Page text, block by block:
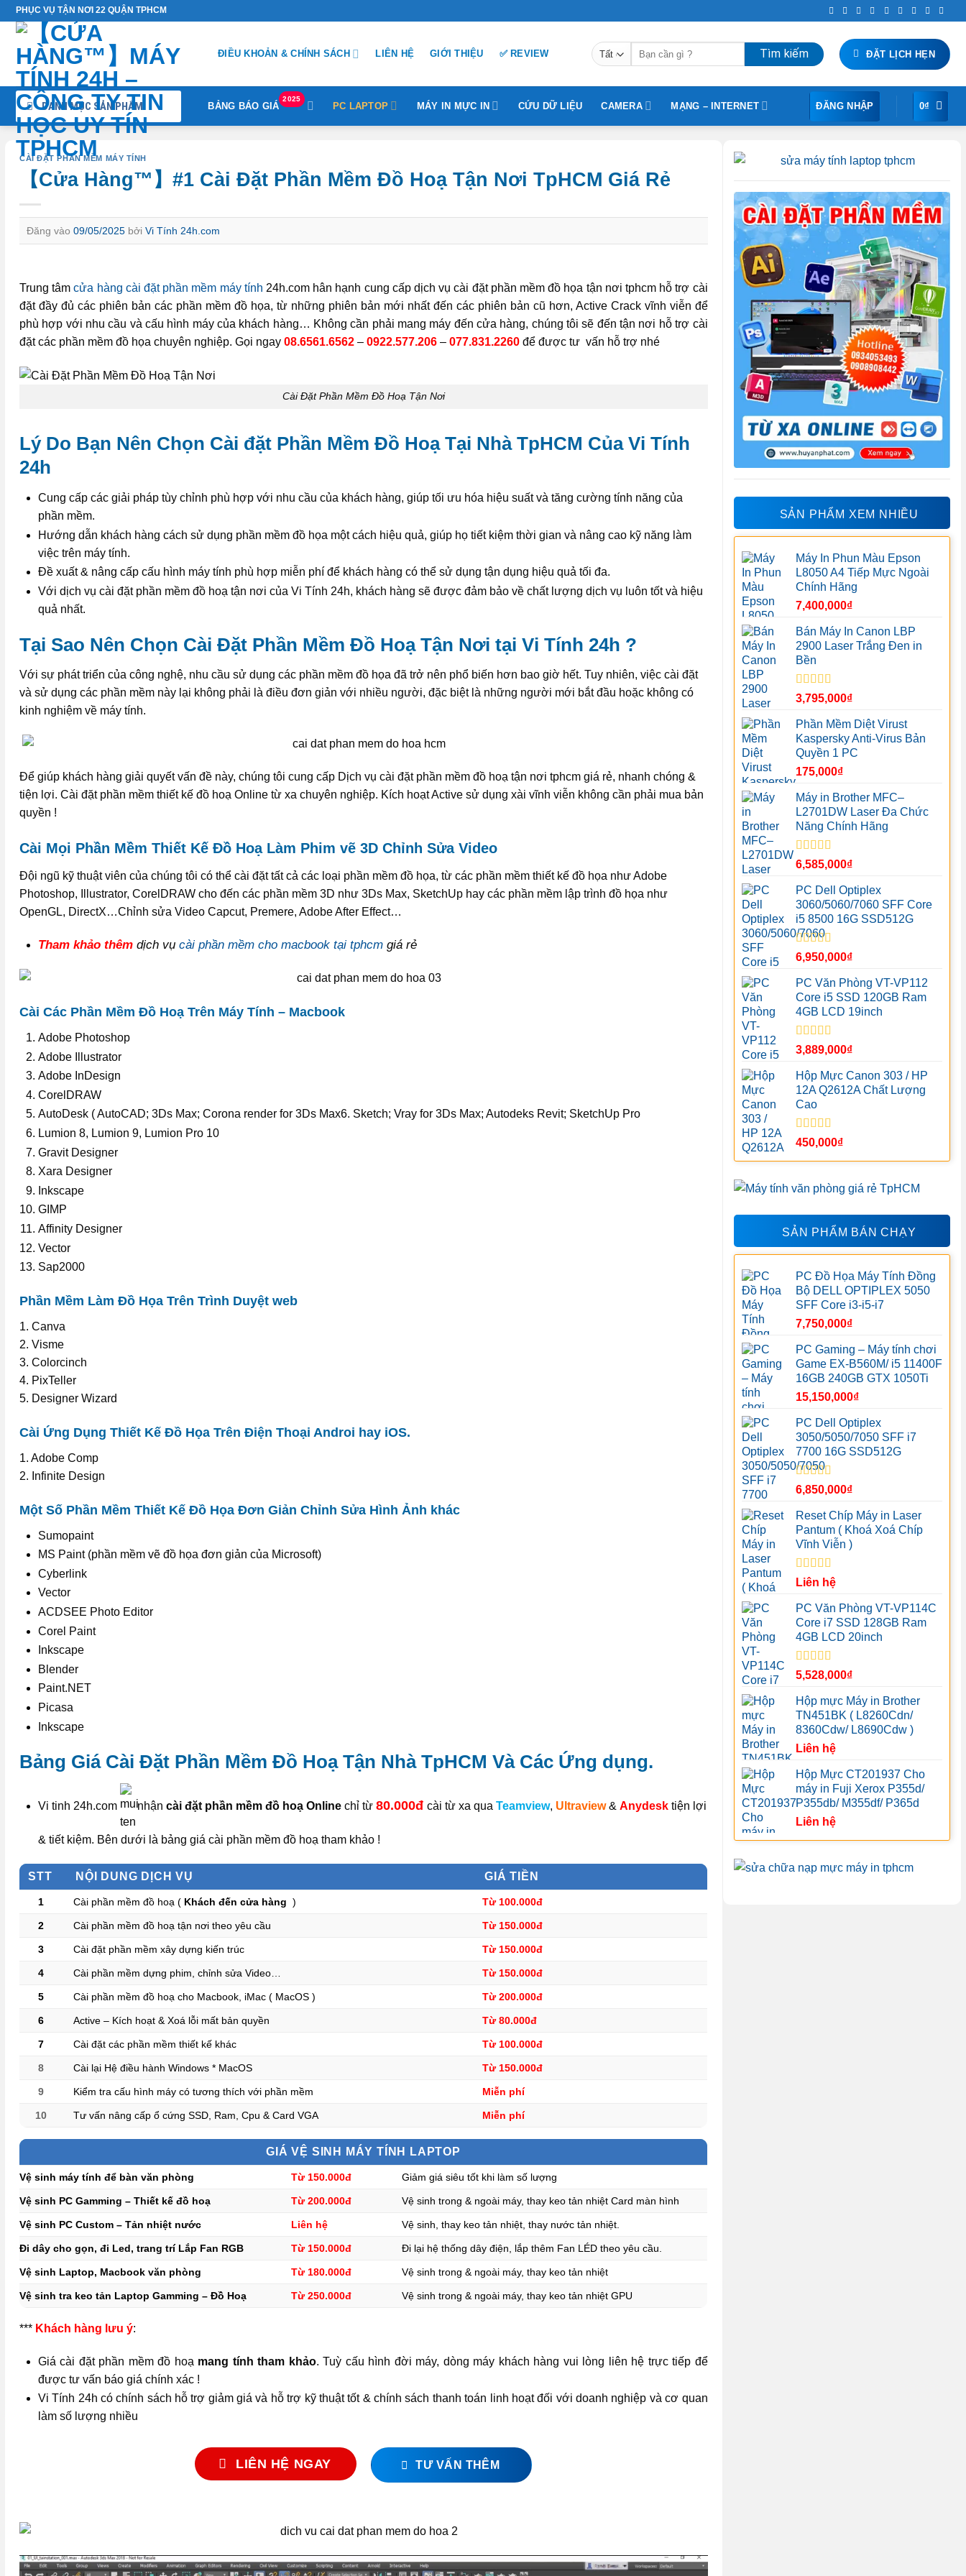
qua
dung
PHỤC VỤ TẬN NƠI 22 QUẬN TPHCM
ĐIỀU KHOẢN & CHÍNH SÁCH LIÊN HỆ GIỚI THIỆU ✅ REVIEW
kiếm:
ĐẶT LỊCH HẸN
DANH MỤC SẢN PHẨM BẢNG BÁO GIÁ
2025
PC LAPTOP MÁY IN MỰC IN CỨU DỮ LIỆU CAMERA MẠNG – INTERNET ĐĂNG NHẬP 0₫
CÀI ĐẶT PHẦN MỀM MÁY TÍNH
【Cửa Hàng™】#1 Cài Đặt Phần Mềm Đồ Hoạ Tận Nơi TpHCM Giá Rẻ
Đăng vào 09/05/2025 bởi Vi Tính 24h.com
Trung tâmcửa hàng cài đặt phần mềm máy tính 24h.com hân hạnh cung cấp dịch vụ cài đặt phần mềm đồ họa tận nơi tphcm hỗ trợ cài
đặt đầy đủ các phiên bản các phần mềm đồ họa, từ những phiên bản mới nhất đến các phiên bản cũ hơn, Active Crack vĩnh viễn để
phù hợp với nhu cầu và cấu hình máy của khách hàng… Không cần phải mang máy đến cửa hàng, chúng tôi sẽ đến tận nơi hỗ trợ cài
đặt các phần mềm đồ họa chuyên nghiệp. Gọi ngay 08.6561.6562 – 0922.577.206 – 077.831.2260 để được tư vấn hỗ trợ nhé
Cài Đặt Phần Mềm Đồ Hoạ Tận Nơi
Lý Do Bạn Nên Chọn Cài đặt Phần Mềm Đồ Hoạ Tại Nhà TpHCM Của Vi Tính
24h
Cung cấp các giải pháp tùy chỉnh phù hợp với nhu cầu của khách hàng, giúp tối ưu hóa hiệu suất và tăng cường tính năng của
phần mềm.
Hướng dẫn khách hàng cách sử dụng phần mềm đồ họa một cách hiệu quả, giúp họ tiết kiệm thời gian và nâng cao kỹ năng làm
việc trên máy tính.
Đề xuất & nâng cấp cấu hình máy tính phù hợp miễn phí để khách hàng có thể sử dụng tận dụng hiệu quả tối đa.
Với dịch vụ cài đặt phần mềm đồ hoạ tận nơi của Vi Tính 24h, khách hàng sẽ được đảm bảo về chất lượng dịch vụ luôn tốt và hiệu
quả nhất.
Tại Sao Nên Chọn Cài Đặt Phần Mềm Đồ Hoạ Tận Nơi tại Vi Tính 24h ?
Với sự phát triển của công nghệ, nhu cầu sử dụng các phần mềm đồ họa đã trở nên phổ biến hơn bao giờ hết. Tuy nhiên, việc cài đặt
và sử dụng các phần mềm này lại không phải là điều đơn giản với nhiều người, đặc biệt là những người mới bắt đầu hoặc không có
kinh nghiệm về máy tính.
Để giúp khách hàng giải quyết vấn đề này, chúng tôi cung cấp Dịch vụ cài đặt phần mềm đồ hoạ tận nơi tphcm giá rẻ, nhanh chóng &
tiện lợi. Cài đặt phần mềm thiết kế đồ hoạ Online từ xa chuyên nghiệp. Kích hoạt Active sử dụng xài vĩnh viễn không cần phải mua bản
quyền !
Cài Mọi Phần Mềm Thiết Kế Đồ Hoạ Làm Phim vẽ 3D Chỉnh Sửa Video
Đội ngũ kỹ thuật viên của chúng tôi có thể cài đặt tất cả các loại phần mềm đồ họa, từ các phần mềm thiết kế đồ họa như Adobe
Photoshop, Illustrator, CorelDRAW cho đến các phần mềm 3D như 3Ds Max, SketchUp hay các phần mềm lập trình đồ họa như
OpenGL, DirectX…Chỉnh sửa Video Capcut, Premere, Adobe After Effect…
Tham khảo thêmdịch vụ cài phần mềm cho macbook tại tphcmgiá rẻ
Cài Các Phần Mềm Đồ Hoạ Trên Máy Tính – Macbook
Adobe Photoshop
Adobe Illustrator
Adobe InDesign
CorelDRAW
AutoDesk ( AutoCAD; 3Ds Max; Corona render for 3Ds Max6. Sketch; Vray for 3Ds Max; Autodeks Revit; SketchUp Pro
Lumion 8, Lumion 9, Lumion Pro 10
Gravit Designer
Xara Designer
Inkscape
GIMP
Affinity Designer
Vector
Sap2000
Phần Mềm Làm Đồ Họa Trên Trình Duyệt web
1. Canva
2. Visme
3. Colorcinch
4. PixTeller
5. Designer Wizard
Cài Ứng Dụng Thiết Kế Đồ Họa Trên Điện Thoại Androi hay iOS.
1. Adobe Comp
2. Infinite Design
Một Số Phần Mềm Thiết Kế Đồ Họa Đơn Giản Chỉnh Sửa Hình Ảnh khác
Sumopaint
MS Paint (phần mềm vẽ đồ họa đơn giản của Microsoft)
Cyberlink
Vector
ACDSEE Photo Editor
Corel Paint
Inkscape
Blender
Paint.NET
Picasa
Inkscape
Bảng Giá Cài Đặt Phần Mềm Đồ Hoạ Tận Nhà TpHCM Và Các Ứng dụng.
Vi tinh 24h.com nhận cài đặt phần mềm đồ hoạ Onlinechỉ từ 80.000đ cài từ xa qua Teamview, Ultraview& Anydesktiện lợi
& tiết kiệm. Bên dưới là bảng giá cài phần mềm đồ hoạ tham khảo !
STT NỘI DUNG DỊCH VỤ GIÁ TIỀN
1 Cài phần mềm đồ hoạ ( Khách đến cửa hàng ) Từ 100.000đ
2 Cài phần mềm đồ hoạ tận nơi theo yêu cầu Từ 150.000đ
3 Cài đặt phần mềm xây dựng kiến trúc Từ 150.000đ
4 Cài phần mềm dựng phim, chỉnh sửa Video… Từ 150.000đ
5 Cài phần mềm đồ hoạ cho Macbook, iMac ( MacOS ) Từ 200.000đ
6 Active – Kích hoạt & Xoá lỗi mất bản quyền Từ 80.000đ
7 Cài đặt các phần mềm thiết kế khác Từ 100.000đ
8 Cài lại Hệ điều hành Windows * MacOS Từ 150.000đ
9 Kiểm tra cấu hình máy có tương thích với phần mềm Miễn phí
10 Tư vấn nâng cấp ổ cứng SSD, Ram, Cpu & Card VGA Miễn phí
GIÁ VỆ SINH MÁY TÍNH LAPTOP
Vệ sinh máy tính để bàn văn phòng Từ 150.000đ Giảm giá siêu tốt khi làm số lượng
Vệ sinh PC Gamming – Thiết kế đồ hoạ Từ 200.000đ Vệ sinh trong & ngoài máy, thay keo tản nhiệt Card màn hình
Vệ sinh PC Custom – Tản nhiệt nước Liên hệ Vệ sinh, thay keo tản nhiệt, thay nước tản nhiệt.
Đi dây cho gọn, đi Led, trang trí Lắp Fan RGB Từ 150.000đ Đi lại hệ thống dây điện, lắp thêm Fan LÉD theo yêu cầu.
Vệ sinh Laptop, Macbook văn phòng Từ 180.000đ Vệ sinh trong & ngoài máy, thay keo tản nhiệt
Vệ sinh tra keo tản Laptop Gamming – Đồ Hoạ Từ 250.000đ Vệ sinh trong & ngoài máy, thay keo tản nhiệt GPU
*** Khách hàng lưu ý:
Giá cài đặt phần mềm đồ hoạ mang tính tham khảo. Tuỳ cấu hình đời máy, dòng máy khách hàng vui lòng liên hệ trực tiếp để
được tư vấn báo giá chính xác !
Vi Tính 24h có chính sách hỗ trợ giảm giá và hỗ trợ kỹ thuật tốt & chính sách thanh toán linh hoạt đối với doanh nghiệp và cơ quan
làm số lượng nhiều
LIÊN HỆ NGAY TƯ VẤN THÊM
SẢN PHẨM XEM NHIỀU
Máy In Phun Màu Epson
L8050 A4 Tiếp Mực Ngoài
Chính Hãng
7,400,000₫
Bán Máy In Canon LBP
2900 Laser Trắng Đen in
Bền
Được xếp
hạng
5.00
sao
3,795,000₫
Phần Mềm Diệt Virust
Kaspersky Anti-Virus Bản
Quyền 1 PC
175,000₫
Máy in Brother MFC–
L2701DW Laser Đa Chức
Năng Chính Hãng
Được xếp
hạng
5.00
sao
6,585,000₫
PC Dell Optiplex
3060/5060/7060 SFF Core
i5 8500 16G SSD512G
Được xếp
hạng
5.00
sao
6,950,000₫
PC Văn Phòng VT-VP112
Core i5 SSD 120GB Ram
4GB LCD 19inch
Được xếp
hạng
5.00
sao
3,889,000₫
Hộp Mực Canon 303 / HP
12A Q2612A Chất Lượng
Cao
Được xếp
hạng
sao
450,000₫
SẢN PHẨM BÁN CHẠY
PC Đồ Họa Máy Tính Đồng
Bộ DELL OPTIPLEX 5050
SFF Core i3-i5-i7
7,750,000₫
PC Gaming – Máy tính chơi
Game EX-B560M/ i5 11400F
16GB 240GB GTX 1050Ti
15,150,000₫
PC Dell Optiplex
3050/5050/7050 SFF i7
7700 16G SSD512G
Được xếp
hạng
5.00
sao
6,850,000₫
Reset Chíp Máy in Laser
Pantum ( Khoá Xoá Chíp
Vĩnh Viễn )
Được xếp
5.00
sao
Liên hệ
PC Văn Phòng VT-VP114C
Core i7 SSD 128GB Ram
4GB LCD 20inch
Được xếp
hạng
5.00
sao
5,528,000₫
Hộp mực Máy in Brother
TN451BK ( L8260Cdn/
8360Cdw/ L8690Cdw )
Liên hệ
Hộp Mực CT201937 Cho
máy in Fuji Xerox P355d/
P355db/ M355df/ P365d
Liên hệ